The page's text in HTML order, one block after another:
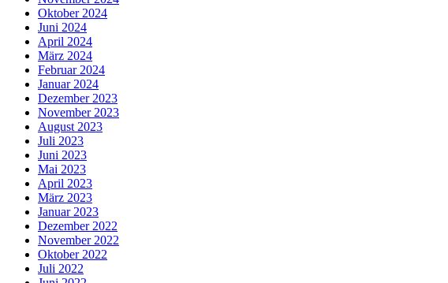
Oktober 2024
Juni 2024
April 2024
März 2024
Februar 2024
Januar 2024
Dezember 2023
November 2023
August 2023
Juli 2023
Juni 2023
Mai 2023
April 2023
März 2023
Januar 2023
Dezember 2022
November 2022
Oktober 2022
Juli 2022